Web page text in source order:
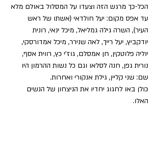
הכל-כך מרגש הזה וצעדו על המסלול באולם מלא
עד אפס מקום: יעל חולדאי (אשתו של ראש
העיר), השרה גילה גמליאל, מיכל ינאי, רונית
יודקביץ, יעל רייך, לאה שנירר, מיכל אמדורסקי,
יוליה פלוטקין, חן אמסלם, גוז'י כץ, רווית אסף,
נורית גפן, חנה לסלאו וגם כל נשות ההרמון היו
שם: שני קליין, גילת אנקורי ואחרות.
כולן באו לחגוג יחדיו את הניצחון של הנשים
האלו.